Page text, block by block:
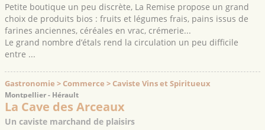
Petite boutique un peu discrète, La Remise propose un grand
choix de produits bios : fruits et légumes frais, pains issus de
farines anciennes, céréales en vrac, crémerie...
Le grand nombre d’étals rend la circulation un peu difficile
entre ...
Gastronomie > Commerce > Caviste Vins et Spiritueux
Montpellier - Hérault
La Cave des Arceaux
Un caviste marchand de plaisirs